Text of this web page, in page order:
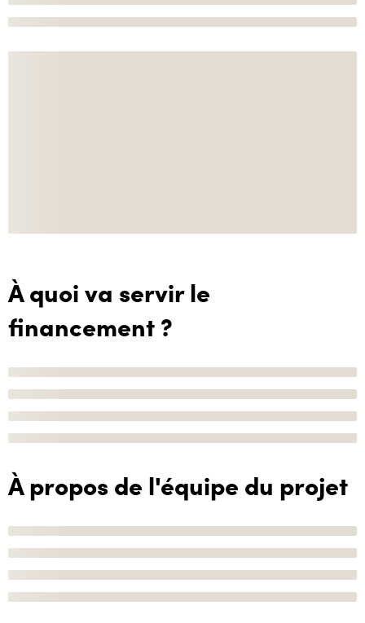
À quoi va servir le
financement ?
À propos de l'équipe du projet